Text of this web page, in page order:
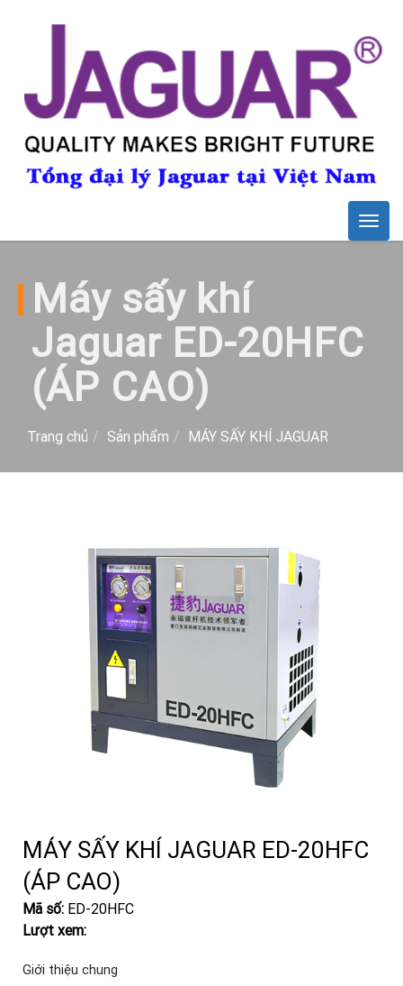
Máy sấy khí
Jaguar ED-20HFC
(ÁP CAO)
Trang chủ Sản phẩm MÁY SẤY KHÍ JAGUAR
MÁY SẤY KHÍ JAGUAR ED-20HFC
(ÁP CAO)
Mã số: ED-20HFC
Lượt xem:
Giới thiệu chung